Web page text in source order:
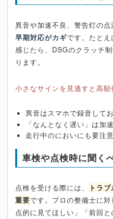
異音や加速不良、警告灯の点
早期対応がカギです。たと
感じたら、DSGのクラッチ
ります。
小さなサインを見逃すと高額
異音はスマホで録音して
「なんとなく遅い」は加
走行中のにおいにも要注意
車検や点検時に聞く
点検を受ける際には、
トラ
重要です。プロの整備士に
点的に見てほしい」「前回